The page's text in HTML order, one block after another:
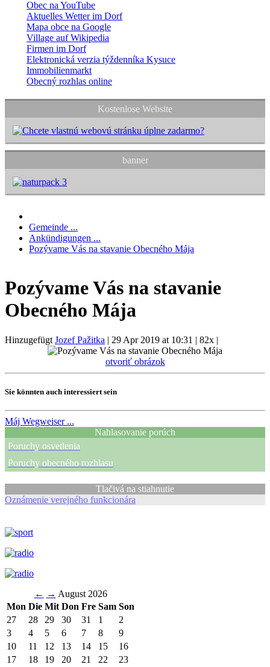
Obec na YouTube
Aktuelles Wetter im Dorf
Mapa obce na Google
Village auf Wikipedia
Firmen im Dorf
Elektronická verzia týždenníka Kysuce
Immobilienmarkt
Obecný rozhlas online
Kostenlose Website
banner
Gemeinde ...
Ankündigungen ...
Pozývame Vás na stavanie Obecného Mája
Pozývame Vás na stavanie
Obecného Mája
Hinzugefügt Jozef Pažitka | 29 Apr 2019 at 10:31 | 82x |
otvoriť obrázok
Sie könnten auch interessiert sein
Máj Wegweiser ...
Nahlasovanie porúch
Poruchy osvetlenia
Poruchy obecného rozhlasu
Tlačivá na stiahnutie
Oznámenie verejného funkcionára
← → August 2026
Mon Die Mit Don Fre Sam Son
27
28 29 30 31 1
2
3
4 5 6 7 8
9
10
11 12 13 14 15
16
17
18 19 20 21 22
23